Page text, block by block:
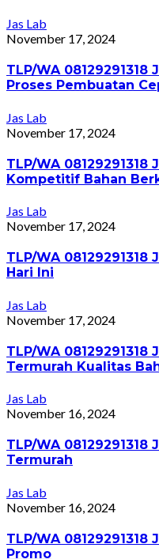
Jas Lab
November 17, 2024
TLP/WA
Proses Pembuatan
Jas Lab
November 17, 2024
TLP/WA 08129291318
Kompetitif Bahan
Jas Lab
November 17, 2024
TLP/WA 08129291318
Hari Ini
Jas Lab
November 17, 2024
TLP/WA 08129291318
Termurah Kualitas
Jas Lab
November 16, 2024
TLP/WA 08129291318
Termurah
Jas Lab
November 16, 2024
TLP/WA 08129291318
Promo